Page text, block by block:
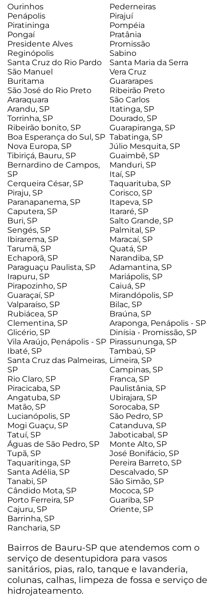
Ourinhos
Pederneiras
Penápolis
Pirajuí
Piratininga
Pompéia
Pongaí
Pratânia
Presidente Alves
Promissão
Reginópolis
Sabino
Santa Cruz do Rio Pardo
Santa Maria da Serra
São Manuel
Vera Cruz
Buritama
Guararapes
São José do Rio Preto
Ribeirão Preto
Araraquara
São Carlos
Arandu, SP
Itatinga, SP
Torrinha, SP
Dourado, SP
Ribeirão bonito, SP
Guarapiranga, SP
Boa Esperança do Sul, SP Tabatinga, SP
Nova Europa, SP
Júlio Mesquita, SP
Tibiriçá, Bauru, SP
Guaimbê, SP
Bernardino de Campos,
SP
Manduri, SP
Cerqueira César, SP
Itaí, SP
Piraju, SP
Taquarituba, SP
Paranapanema, SP
Corisco, SP
Caputera, SP
Itapeva, SP
Buri, SP
Itararé, SP
Sengés, SP
Salto Grande, SP
Ibirarema, SP
Palmital, SP
Tarumã, SP
Maracaí, SP
Echaporã, SP
Quatá, SP
Paraguaçu Paulista, SP
Narandiba, SP
Irapuru, SP
Adamantina, SP
Pirapozinho, SP
Mariápolis, SP
Guaraçaí, SP
Caiuá, SP
Valparaíso, SP
Mirandópolis, SP
Rubiácea, SP
Bilac, SP
Clementina, SP
Braúna, SP
Glicério, SP
Araponga, Penápolis - SP
Vila Araújo, Penápolis - SP
Dinísia - Promissão, SP
Ibaté, SP
Pirassununga, SP
Santa Cruz das Palmeiras,
SP
Tambaú, SP
Rio Claro, SP
Limeira, SP
Piracicaba, SP
Campinas, SP
Angatuba, SP
Franca, SP
Matão, SP
Paulistânia, SP
Lucianópolis, SP
Ubirajara, SP
Mogi Guaçu, SP
Sorocaba, SP
Tatuí, SP
São Pedro, SP
Águas de São Pedro, SP
Catanduva, SP
Tupã, SP
Jaboticabal, SP
Taquaritinga, SP
Monte Alto, SP
Santa Adélia, SP
José Bonifácio, SP
Tanabi, SP
Pereira Barreto, SP
Cândido Mota, SP
Descalvado, SP
Porto Ferreira, SP
São Simão, SP
Cajuru, SP
Mococa, SP
Barrinha, SP
Guariba, SP
Rancharia, SP
Oriente, SP
Bairros de Bauru-SP que atendemos com o
serviço de desentupidora para vasos
sanitários, pias, ralo, tanque e lavanderia,
colunas, calhas, limpeza de fossa e serviço de
hidrojateamento.